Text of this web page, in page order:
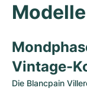
Modelle
Vintage-
Die Blancpain